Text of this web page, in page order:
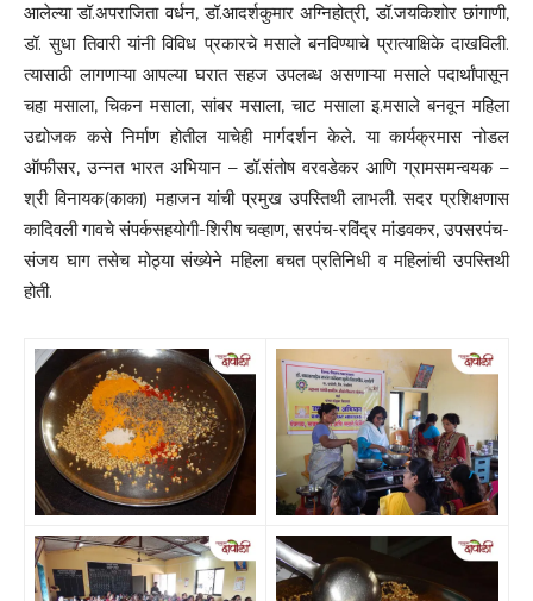
आलेल्या डॉ.अपराजिता वर्धन, डॉ.आदर्शकुमार अग्निहोत्री, डॉ.जयकिशोर छांगाणी,
डॉ. सुधा तिवारी यांनी विविध प्रकारचे मसाले बनविण्याचे प्रात्याक्षिके दाखविली.
त्यासाठी लागणाऱ्या आपल्या घरात सहज उपलब्ध असणाऱ्या मसाले पदार्थांपासून
चहा मसाला, चिकन मसाला, सांबर मसाला, चाट मसाला इ.मसाले बनवून महिला
उद्योजक कसे निर्माण होतील याचेही मार्गदर्शन केले. या कार्यक्रमास नोडल
ऑफीसर, उन्नत भारत अभियान – डॉ.संतोष वरवडेकर आणि ग्रामसमन्वयक –
श्री विनायक(काका) महाजन यांची प्रमुख उपस्तिथी लाभली. सदर प्रशिक्षणास
कादिवली गावचे संपर्कसहयोगी-शिरीष चव्हाण, सरपंच-रविंद्र मांडवकर, उपसरपंच-
संजय घाग तसेच मोठ्या संख्येने महिला बचत प्रतिनिधी व महिलांची उपस्तिथी
होती.